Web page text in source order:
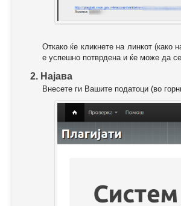
Откако ќе кликнете на линкот (како
е успешно потврдена и ќе може да се
2. Најава
Внесете ги Вашите податоци (во